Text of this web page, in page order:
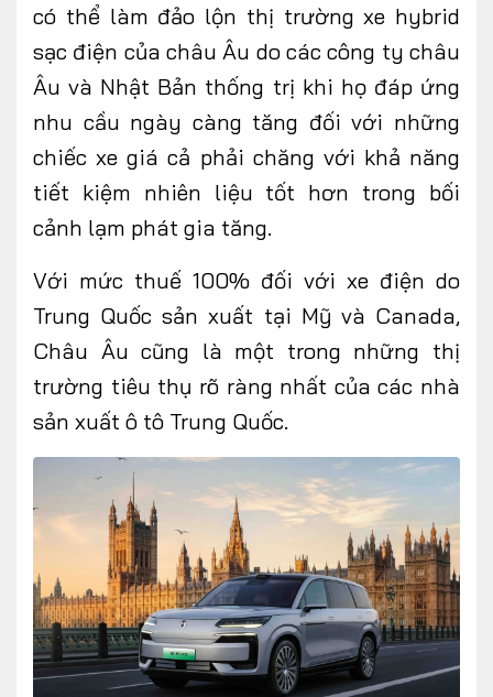
có thể làm đảo lộn thị trường xe hybrid
sạc điện của châu Âu do các công ty châu
Âu và Nhật Bản thống trị khi họ đáp ứng
nhu cầu ngày càng tăng đối với những
chiếc xe giá cả phải chăng với khả năng
tiết kiệm nhiên liệu tốt hơn trong bối
cảnh lạm phát gia tăng.
Với mức thuế 100% đối với xe điện do
Trung Quốc sản xuất tại Mỹ và Canada,
Châu Âu cũng là một trong những thị
trường tiêu thụ rõ ràng nhất của các nhà
sản xuất ô tô Trung Quốc.